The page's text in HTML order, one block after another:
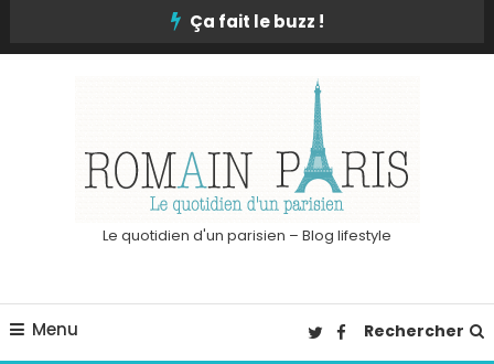
Ça fait le buzz !
Le quotidien d'un parisien – Blog lifestyle
Menu Rechercher